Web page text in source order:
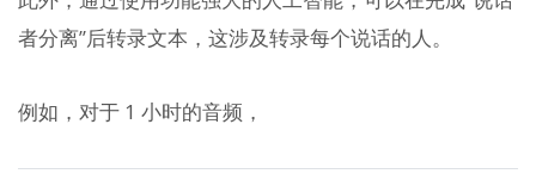
者分离”后转录文本，这涉及转录每个说话的人。
例如，对于 1 小时的音频，